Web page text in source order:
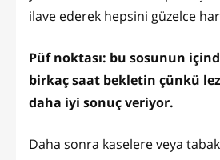
ilave ederek hepsini güzelce
Püf noktası: bu sosunun
birkaç saat bekletin çünkü
daha iyi sonuç veriyor.
Daha sonra kaselere veya